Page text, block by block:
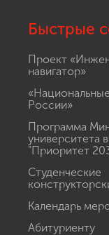
Быстрые
Проект
навигатор»
России»
Программа
университета
"Приоритет
Студенческие
Календарь
Абитуриенту